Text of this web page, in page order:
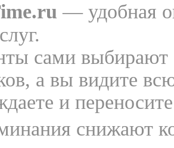
— удобная
сами выбирают
а вы видите
и
снижают